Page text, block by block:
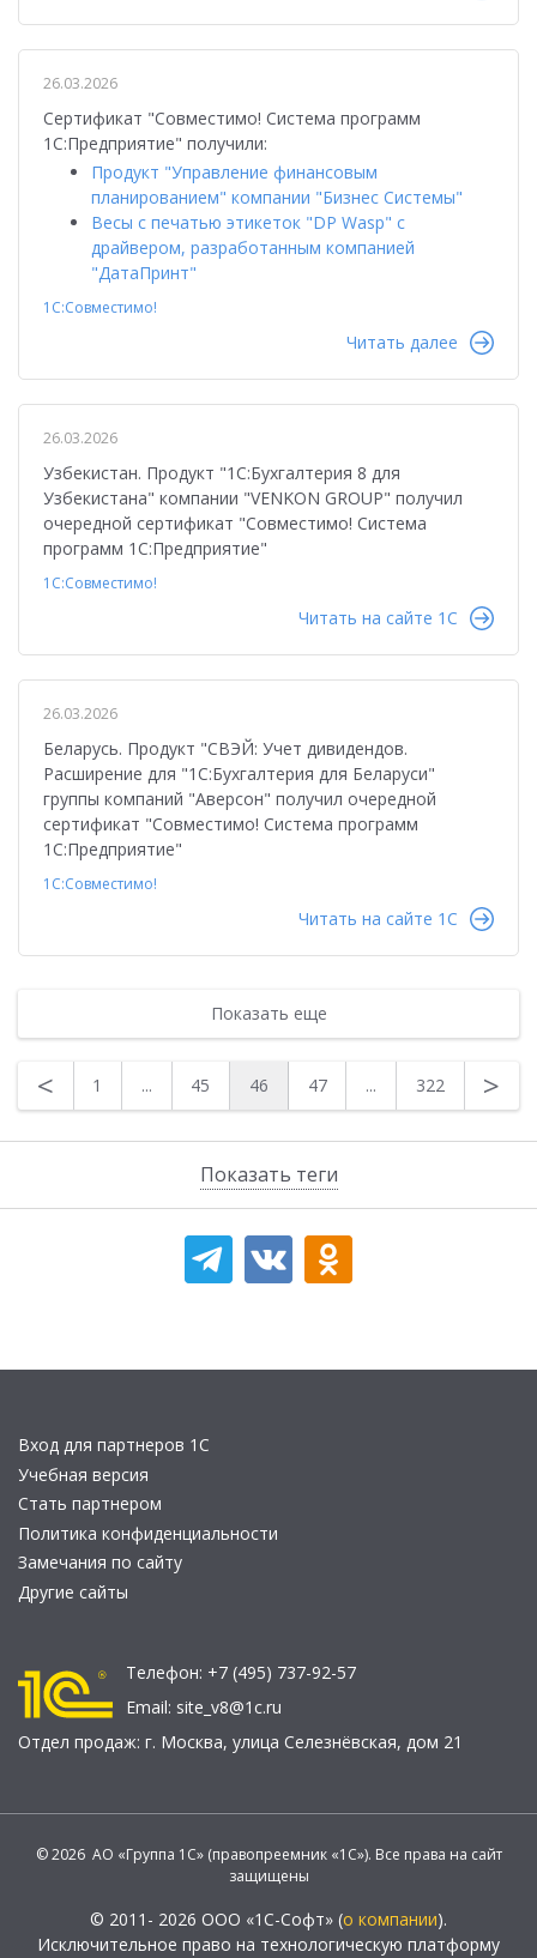
Показать теги
26.03.2026
Сертификат "Совместимо! Система программ
1С:Предприятие" получили:
Продукт "Управление финансовым
планированием" компании "Бизнес Системы"
Весы с печатью этикеток "DP Wasp" с
драйвером, разработанным компанией
"ДатаПринт"
1С:Совместимо!
Читать далее
26.03.2026
Узбекистан. Продукт "1С:Бухгалтерия 8 для
Узбекистана" компании "VENKON GROUP" получил
очередной сертификат "Совместимо! Система
программ 1С:Предприятие"
1С:Совместимо!
Читать на сайте 1C
26.03.2026
Беларусь. Продукт "СВЭЙ: Учет дивидендов.
Расширение для "1С:Бухгалтерия для Беларуси"
группы компаний "Аверсон" получил очередной
сертификат "Совместимо! Система программ
1С:Предприятие"
1С:Совместимо!
Читать на сайте 1C
Показать еще
< 1 ... 45 46 47 ... 322 >
Вход для партнеров 1С
Учебная версия
Стать партнером
Политика конфиденциальности
Замечания по сайту
Другие сайты
Телефон: +7 (495) 737-92-57
Email: site_v8@1c.ru
Отдел продаж: г. Москва, улица Селезнёвская, дом 21
© 2026 АО «Группа 1С» (правопреемник «1С»). Все права на сайт
защищены
© 2011- 2026 ООО «1С-Софт» (о компании).
Исключительное право на технологическую платформу